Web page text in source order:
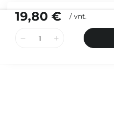
19,80 € / vnt.